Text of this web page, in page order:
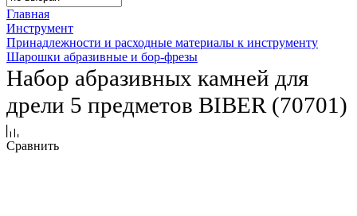
Главная
Инструмент
Принадлежности и расходные материалы к инструменту
Шарошки абразивные и бор-фрезы
Набор абразивных камней для
дрели 5 предметов BIBER (70701)
Сравнить